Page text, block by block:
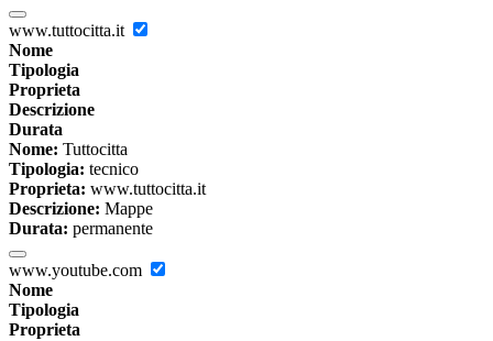
www.tuttocitta.it
Nome
Tipologia
Proprieta
Descrizione
Durata
Nome: Tuttocitta
Tipologia: tecnico
Proprieta: www.tuttocitta.it
Descrizione: Mappe
Durata: permanente
www.youtube.com
Nome
Tipologia
Proprieta